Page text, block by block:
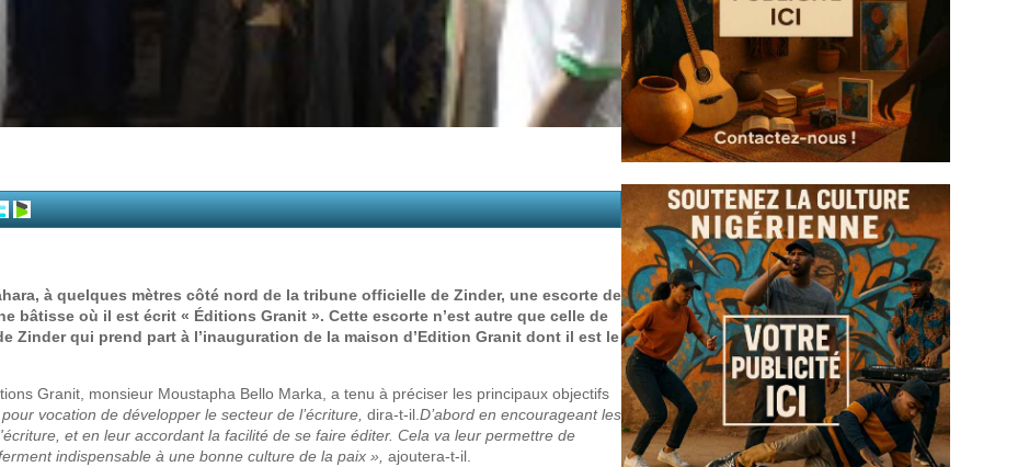
à quelques mètres côté nord de la tribune officielle de Zinder, une escorte de
bâtisse où il est écrit « Éditions Granit ». Cette escorte n’est autre que celle de
Zinder qui prend part à l’inauguration de la maison d’Edition Granit dont il est le
Granit, monsieur Moustapha Bello Marka, a tenu à préciser les principaux objectifs
vocation de développer le secteur de l’écriture, dira-t-il. D’abord en encourageant les
et en leur accordant la facilité de se faire éditer. Cela va leur permettre de
indispensable à une bonne culture de la paix », ajoutera-t-il.